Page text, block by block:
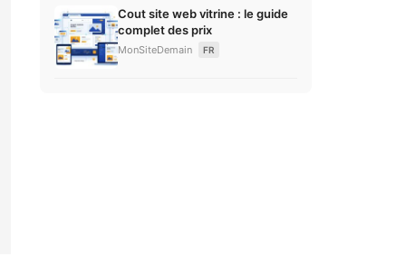
Cout site web vitrine : le guide
complet des prix
MonSiteDemain FR